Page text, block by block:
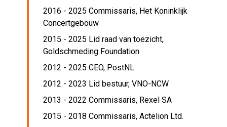
2016 - 2025 Commissaris, Het Koninklijk
Concertgebouw
2015 - 2025 Lid raad van toezicht,
Goldschmeding Foundation
2012 - 2025 CEO, PostNL
2012 - 2023 Lid bestuur, VNO-NCW
2013 - 2022 Commissaris, Rexel SA
2015 - 2018 Commissaris, Actelion Ltd.